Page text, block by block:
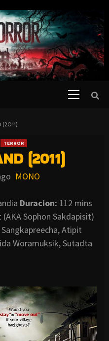
(2011)
TERROR
(2011)
MONO
Duracion: 112 mins
Sophon Sakdapisit)
Atipit
Woramuksik, Sutadta